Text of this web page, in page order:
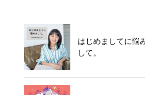
はじめましてに悩
して。